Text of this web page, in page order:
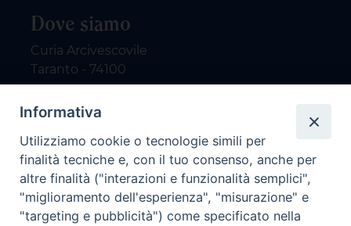
Dove siamo
Curia Arcivescovile
Taranto - 74100
Contatti
email: redazione@nuovodialogo.com
marketing@nuovodialogo.com
tel: 0994525780
tel 2:
Informativa
Utilizziamo cookie o tecnologie simili per
finalità tecniche e, con il tuo consenso, anche per
altre finalità ("interazioni e funzionalità semplici",
"miglioramento dell'esperienza", "misurazione" e
"targeting e pubblicità") come specificato nella